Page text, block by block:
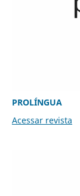
PROLÍNGUA
Acessar revista